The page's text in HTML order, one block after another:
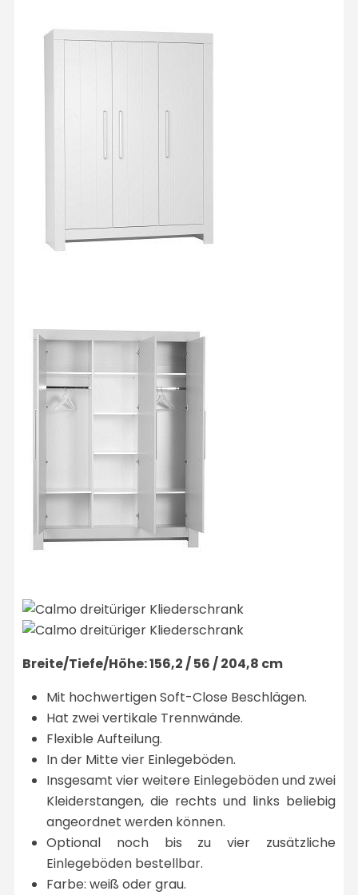
Breite/Tiefe/Höhe: 156,2 / 56 / 204,8 cm
Mit hochwertigen Soft-Close Beschlägen.
Hat zwei vertikale Trennwände.
Flexible Aufteilung.
In der Mitte vier Einlegeböden.
Insgesamt vier weitere Einlegeböden und zwei
Kleiderstangen, die rechts und links beliebig
angeordnet werden können.
Optional noch bis zu vier zusätzliche
Einlegeböden bestellbar.
Farbe: weiß oder grau.